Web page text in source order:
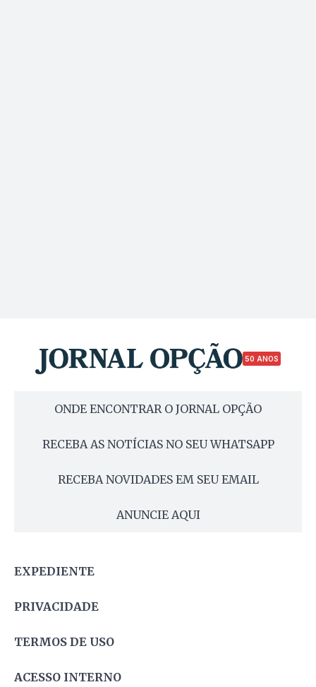
50 ANOS
ONDE ENCONTRAR O JORNAL OPÇÃO
RECEBA AS NOTÍCIAS NO SEU WHATSAPP
RECEBA NOVIDADES EM SEU EMAIL
ANUNCIE AQUI
EXPEDIENTE
PRIVACIDADE
TERMOS DE USO
ACESSO INTERNO